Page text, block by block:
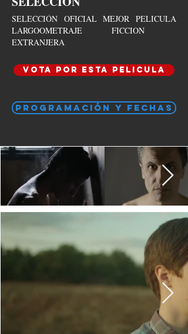
SELECCIÓN OFICIAL MEJOR PELICULA
LARGOOMETRAJE FICCION
EXTRANJERA
VOTA POR ESTA PELICULA
PROGRAMACIÓN Y FECHAS